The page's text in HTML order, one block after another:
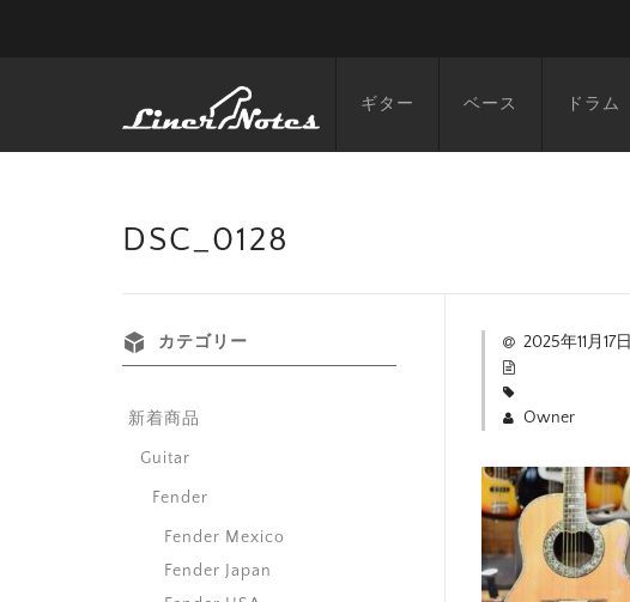
ギター ベース ドラム
DSC_0128
2025年11月17日
Owner
カテゴリー
新着商品
Guitar
Fender
Fender Mexico
Fender Japan